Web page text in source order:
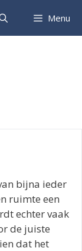
Menu
bijna ieder
ruimte een
echter vaak
de juiste
dat het